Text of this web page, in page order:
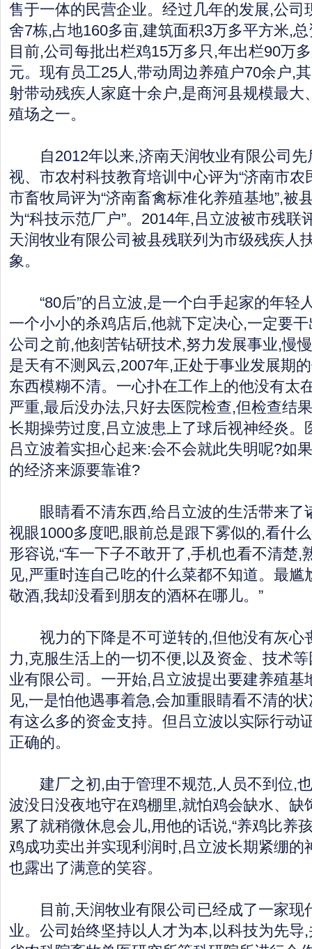
售于一体的民营企业。经过几年的发展,公司
舍7栋,占地160多亩,建筑面积3万多平方米,
目前,公司每批出栏鸡15万多只,年出栏90万
元。现有员工25人,带动周边养殖户70余户,
射带动残疾人家庭十余户,是商河县规模最大
殖场之一。
自2012年以来,济南天润牧业有限公司先
视、市农村科技教育培训中心评为“济南市农
市畜牧局评为“济南畜禽标准化养殖基地”,被
为“科技示范厂户”。2014年,吕立波被市残联
天润牧业有限公司被县残联列为市级残疾人
象。
“80后”的吕立波,是一个白手起家的年轻
一个小小的杀鸡店后,他就下定决心,一定要
公司之前,他刻苦钻研技术,努力发展事业,慢
是天有不测风云,2007年,正处于事业发展期
东西模糊不清。一心扑在工作上的他没有太
严重,最后没办法,只好去医院检查,但检查结
长期操劳过度,吕立波患上了球后视神经炎。
吕立波着实担心起来:会不会就此失明呢?如
的经济来源要靠谁?
眼睛看不清东西,给吕立波的生活带来了
视眼1000多度吧,眼前总是跟下雾似的,看什
形容说,“车一下子不敢开了,手机也看不清楚,
见,严重时连自己吃的什么菜都不知道。最尴
敬酒,我却没看到朋友的酒杯在哪儿。”
视力的下降是不可逆转的,但他没有灰心
力,克服生活上的一切不便,以及资金、技术
业有限公司。一开始,吕立波提出要建养殖基
见,一是怕他遇事着急,会加重眼睛看不清的
有这么多的资金支持。但吕立波以实际行动
正确的。
建厂之初,由于管理不规范,人员不到位,也
波没日没夜地守在鸡棚里,就怕鸡会缺水、缺
累了就稍微休息会儿,用他的话说,“养鸡比养
鸡成功卖出并实现利润时,吕立波长期紧绷的
也露出了满意的笑容。
目前,天润牧业有限公司已经成了一家现
业。公司始终坚持以人才为本,以科技为先导